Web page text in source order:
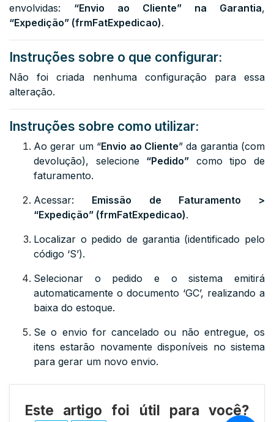
envolvidas: “Envio ao Cliente” na Garantia,
“Expedição” (frmFatExpedicao).
Instruções sobre o que configurar:
Não foi criada nenhuma configuração para essa
alteração.
Instruções sobre como utilizar:
Ao gerar um “Envio ao Cliente” da garantia (com
devolução), selecione “Pedido” como tipo de
faturamento.
Acessar: Emissão de Faturamento >
“Expedição” (frmFatExpedicao).
Localizar o pedido de garantia (identificado pelo
código ‘S’).
Selecionar o pedido e o sistema emitirá
automaticamente o documento ‘GC’, realizando a
baixa do estoque.
Se o envio for cancelado ou não entregue, os
itens estarão novamente disponíveis no sistema
para gerar um novo envio.
Este artigo foi útil para você?